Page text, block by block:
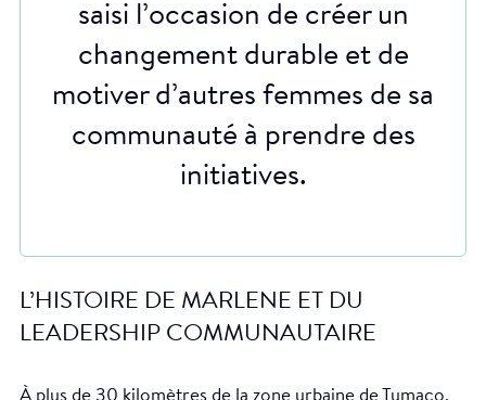
saisi l’occasion de créer un
changement durable et de
motiver d’autres femmes de sa
communauté à prendre des
initiatives.
L’HISTOIRE DE MARLENE ET DU
LEADERSHIP COMMUNAUTAIRE
À plus de 30 kilomètres de la zone urbaine de Tumaco,